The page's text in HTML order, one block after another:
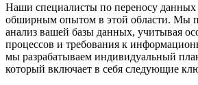
Наши специалисты по переносу
обширным опытом в этой области. Мы
анализ вашей базы данных, учитывая
процессов и требования к
мы разрабатываем индивидуальный
который включает в себя следующие